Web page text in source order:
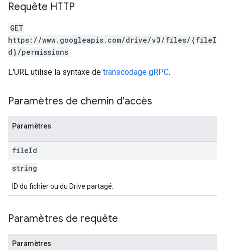
Requête HTTP
GET
https://www.googleapis.com/drive/v3/files/{fileI
d}/permissions
L'URL utilise la syntaxe de transcodage gRPC.
Paramètres de chemin d'accès
Paramètres
fileId
string
ID du fichier ou du Drive partagé.
Paramètres de requête
Paramètres